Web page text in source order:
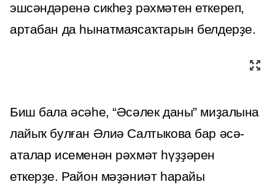
эшсәндәренә сикһеҙ рәхмәтен еткереп,
артабан да һынатмаясаҡтарын белдерҙе.
Биш бала әсәһе, “Әсәлек даны” миҙалына
лайыҡ булған Әлиә Салтыкова бар әсә-
аталар исеменән рәхмәт һүҙҙәрен
еткерҙе. Район мәҙәниәт һарайы